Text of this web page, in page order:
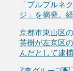
「プルプルネ
ジ」を摘発。
京都市東山区
英樹が左京区
んだとして逮捕